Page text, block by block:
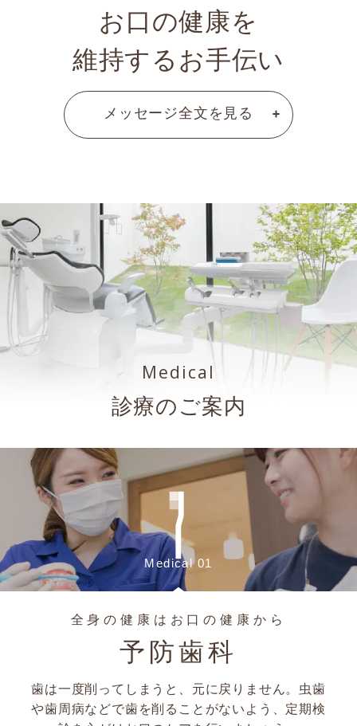
お口の健康を
維持するお手伝い
メッセージ全文を 見る
Medical
診療のご案内
Medical 01
全身の健康はお口の健康から
予防歯科
歯は一度削ってしまうと、元に戻りません。虫歯
や歯周病などで歯を削ることがないよう、定期検